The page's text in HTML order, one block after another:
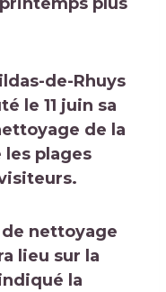
plus
de-Rhuys
le 11 juin sa
de la
les plages
nettoyage
lieu sur la
la